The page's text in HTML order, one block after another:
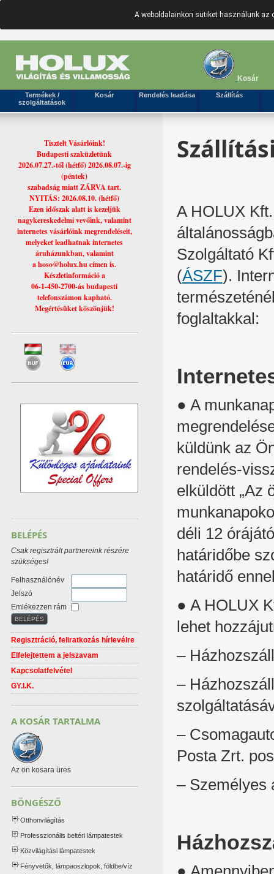
A weboldalainkon sütiket használunk
Kosár
Termékek /
szolgáltatások
Kosár Rendelés leadása Szállítás
A HOLUX
Szolgáltató
(ÁSZF).
foglaltakkal:
● A
küldünk az
rendelés-
elküldött „Az
déli 12
határidőbe
határidő
● A HOLUX
lehet
–
–
–
Posta Zrt.
– Személyes
Tisztelt Vásárlóink!
Budapesti szaküzletünk
2026.07.27.-től (hétfő) 2026.08.07.-ig
(péntek)
szabadság miatt ZÁRVA tart.
NYITÁS: 2026.08.10. (hétfő)
Ezen időszak alatt is kezeljük
nagykereskedelmi vevőink, valamint
internetes vásárlóink megrendeléseit,
melyeket leadhatnak internetes
áruházunkban, valamint
a hoso@holux.hu címen is.
Készletinformáció a
06-1-450-2700-ás budapesti
telefonszámon kapható.
Megértésüket köszönjük!
BELÉPÉS
Csak regisztrált partnereink részére
szükséges!
Felhasználónév
Jelszó
Emlékezzen rám
Regisztráció, feliratkozás hírlevélre
Elfelejtettem a jelszavam
Kapcsolatfelvétel
GY.I.K.
A KOSÁR TARTALMA
Az ön kosara üres
BÖNGÉSZŐ
Otthonvilágítás
Professzionális beltéri lámpatestek
Közvilágítási lámpatestek
Fényvetők, lámpaoszlopok, földbe/víz